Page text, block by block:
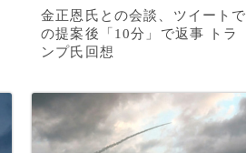
金正恩氏との会談、ツイートで
の提案後「10分」で返事 トラ
ンプ氏回想